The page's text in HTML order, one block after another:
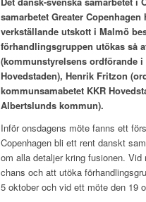
samarbetet Greater
verkställande utskott i Malmö
förhandlingsgruppen utökas så
(kommunstyrelsens ordförande
Hovedstaden), Henrik Fritzon
kommunsamabetet KKR
Albertslunds kommun).
Inför onsdagens möte fanns ett
Copenhagen bli ett rent danskt
om alla detaljer kring fusionen.
chans och att utöka
5 oktober och vid ett möte den 19